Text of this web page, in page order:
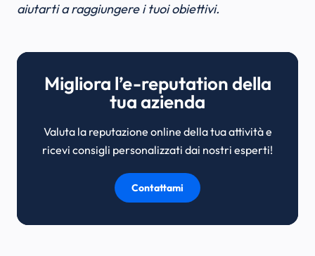
aiutarti a raggiungere i tuoi obiettivi.
Migliora l’e-reputation della
tua azienda
Valuta la reputazione online della tua attività e
ricevi consigli personalizzati dai nostri esperti!
Contattami